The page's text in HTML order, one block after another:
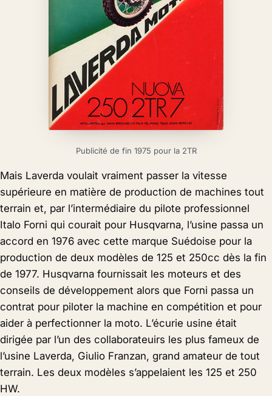
Publicité de fin 1975 pour la 2TR
Mais Laverda voulait vraiment passer la vitesse
supérieure en matière de production de machines tout
terrain et, par l’intermédiaire du pilote professionnel
Italo Forni qui courait pour Husqvarna, l’usine passa un
accord en 1976 avec cette marque Suédoise pour la
production de deux modèles de 125 et 250cc dès la fin
de 1977. Husqvarna fournissait les moteurs et des
conseils de développement alors que Forni passa un
contrat pour piloter la machine en compétition et pour
aider à perfectionner la moto. L’écurie usine était
dirigée par l’un des collaborateuirs les plus fameux de
l’usine Laverda, Giulio Franzan, grand amateur de tout
terrain. Les deux modèles s’appelaient les 125 et 250
HW.